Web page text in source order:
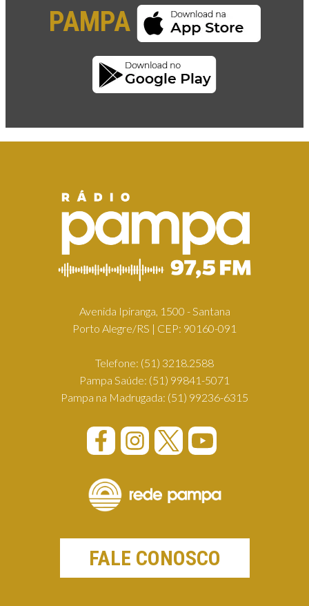
PAMPA
Avenida Ipiranga, 1500 - Santana
Porto Alegre/RS | CEP: 90160-091
Telefone: (51) 3218.2588
Pampa Saúde: (51) 99841-5071
Pampa na Madrugada: (51) 99236-6315
FALE CONOSCO